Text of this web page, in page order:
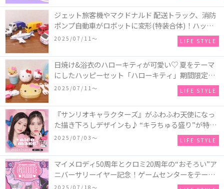
ジェット旅客機やマクドナルド 配送トラック、消防
ポンプ自動車がロボットに変形(特装合体)！ハッピ
ーセット「特装合体ロボ ジョブレイバー」が期間限
2025/07/11〜 LIFE STYLE
日焼け&浴衣のハローキティが可愛い♡ 夏をテーマ
にしたハッピーセット「ハローキティ」期間限定で
販売！
2025/07/11〜 LIFE STYLE
『サンリオキャラクターズ』がふわふわ天使になっ
た描き下ろしデザインも♪ “キラちゅる盛り”が特徴
のセガのプリクラ機『NICO MAKE』が全国のゲー
2025/07/03〜 LIFE STYLE
マイメロディ50周年とクロミ20周年の“おそろい”ア
ニバーサリーイヤー記念！ゲームセンターをテーマ
にした「MY MELODY ♡ KUROMI GAME PLAZA」
2025/07/18〜